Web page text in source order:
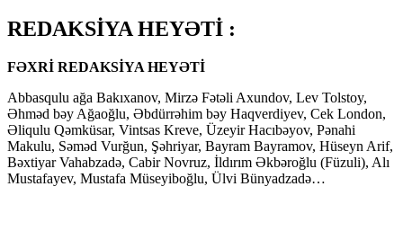
REDAKSİYA HEYƏTİ :
FƏXRİ REDAKSİYA HEYƏTİ
Abbasqulu ağa Bakıxanov, Mirzə Fətəli Axundov, Lev Tolstoy,
Əhməd bəy Ağaoğlu, Əbdürrəhim bəy Haqverdiyev, Cek London,
Əliqulu Qəmküsar, Vintsas Kreve, Üzeyir Hacıbəyov, Pənahi
Makulu, Səməd Vurğun, Şəhriyar, Bayram Bayramov, Hüseyn Arif,
Bəxtiyar Vahabzadə, Cabir Novruz, İldırım Əkbəroğlu (Füzuli), Alı
Mustafayev, Mustafa Müseyiboğlu, Ülvi Bünyadzadə…